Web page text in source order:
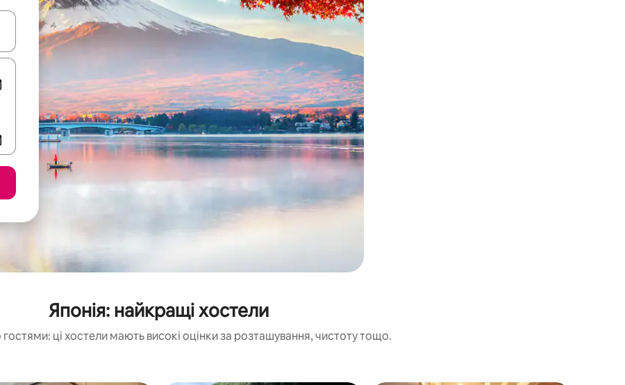
навігації сторінкою клавіші зі стрілками вгору та вниз або жести дотику та гортання.
Японія: найкращі хостели
ці хостели мають високі оцінки за розташування, чистоту тощо.